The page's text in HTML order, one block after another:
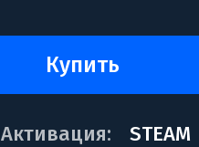
купить
Активация: STEAM